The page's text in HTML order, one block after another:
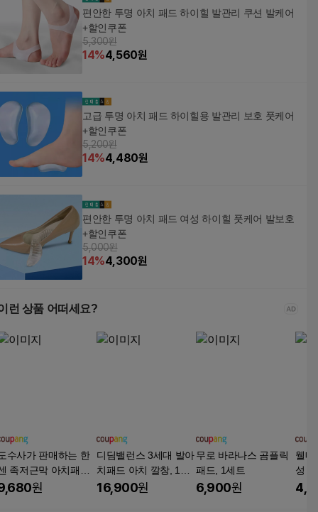
편안한 투명 아치 패드 하이힐 발관리 쿠션 발케어
+할인쿠폰
5,300원
14%4,560원
고급 투명 아치 패드 하이힐용 발관리 보호 풋케어
+할인쿠폰
5,200원
14%4,480원
편안한 투명 아치 패드 여성 하이힐 풋케어 발보호
+할인쿠폰
5,000원
14%4,300원
런 상품 어떠세요?
수사가 판매하는 한
족저근막 아치패드
1set 원
디딤밸런스 3세대 발아
치패드 아치 깔창, 1세
트
16,900원
무로 바라나스 곰플릭
패드, 1세트
6,900원
웰메
성